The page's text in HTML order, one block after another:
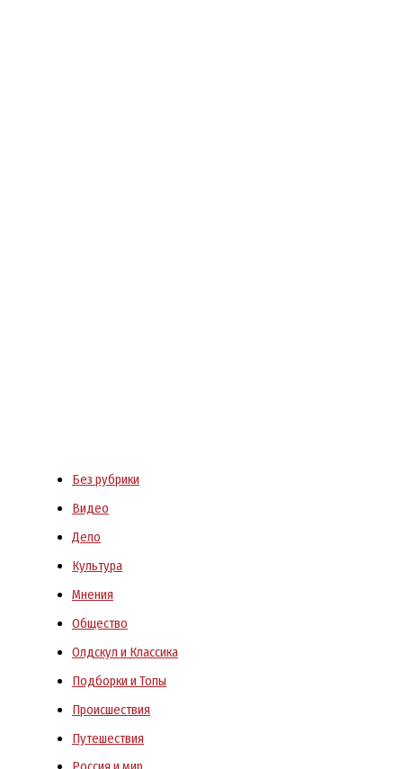
Без рубрики
Видео
Дело
Культура
Мнения
Общество
Олдскул и Классика
Подборки и Топы
Происшествия
Путешествия